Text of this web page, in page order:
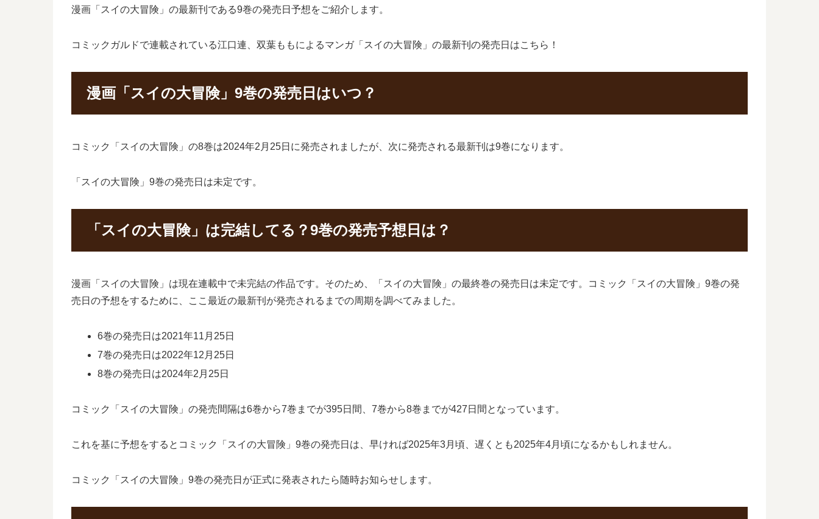
漫画「スイの大冒険」の最新刊である9巻の発売日予想をご紹介します。
コミックガルドで連載されている江口連、双葉ももによるマンガ「スイの大冒険」の最新刊の発売日はこちら！
漫画「スイの大冒険」9巻の発売日はいつ？
コミック「スイの大冒険」の8巻は2024年2月25日に発売されましたが、次に発売される最新刊は9巻になります。
「スイの大冒険」9巻の発売日は未定です。
「スイの大冒険」は完結してる？9巻の発売予想日は？
漫画「スイの大冒険」は現在連載中で未完結の作品です。そのため、「スイの大冒険」の最終巻の発売日は未定です。コミック「スイの大冒険」9巻の発
売日の予想をするために、ここ最近の最新刊が発売されるまでの周期を調べてみました。
6巻の発売日は2021年11月25日
7巻の発売日は2022年12月25日
8巻の発売日は2024年2月25日
コミック「スイの大冒険」の発売間隔は6巻から7巻までが395日間、7巻から8巻までが427日間となっています。
これを基に予想をするとコミック「スイの大冒険」9巻の発売日は、早ければ2025年3月頃、遅くとも2025年4月頃になるかもしれません。
コミック「スイの大冒険」9巻の発売日が正式に発表されたら随時お知らせします。